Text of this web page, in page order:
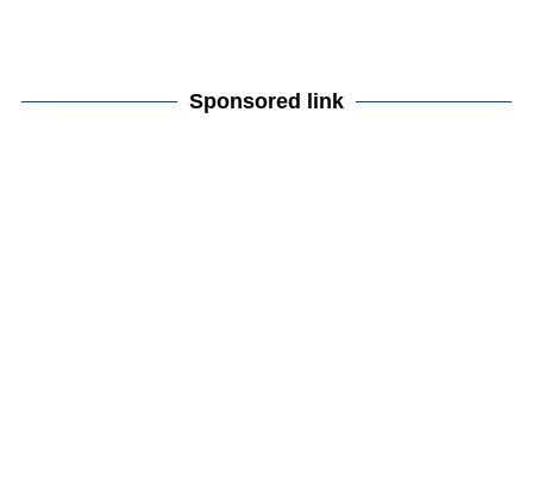
Sponsored link